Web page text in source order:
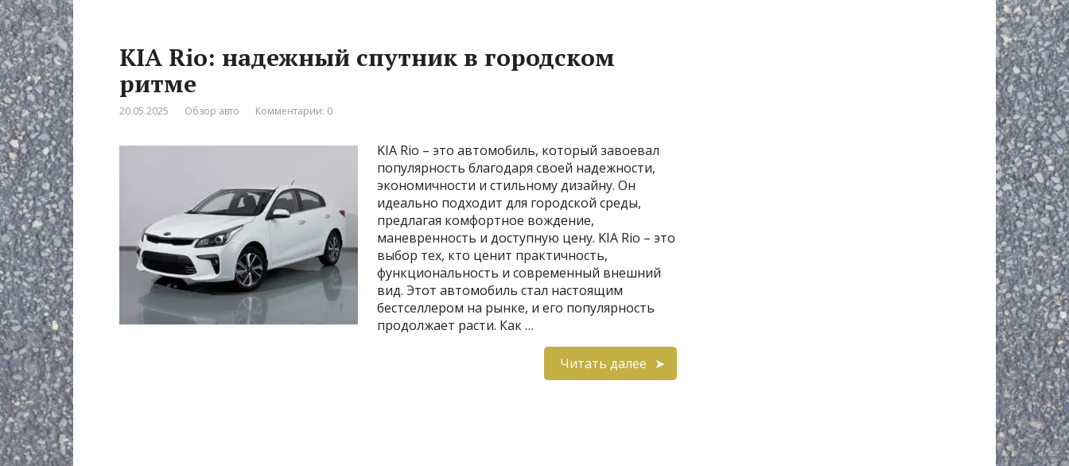
KIA Rio: надежный спутник в городском
ритме
20.05.2025 Обзор авто Комментарии: 0
KIA Rio – это автомобиль, который завоевал
популярность благодаря своей надежности,
экономичности и стильному дизайну. Он
идеально подходит для городской среды,
предлагая комфортное вождение,
маневренность и доступную цену. KIA Rio – это
выбор тех, кто ценит практичность,
функциональность и современный внешний
вид. Этот автомобиль стал настоящим
бестселлером на рынке, и его популярность
продолжает расти. Как …
Читать далее